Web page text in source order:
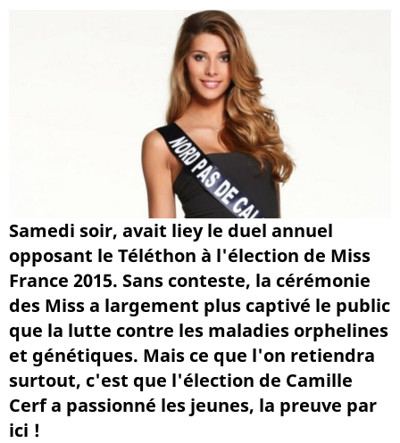
Samedi soir, avait liey le duel annuel
opposant le Téléthon à l'élection de Miss
France 2015. Sans conteste, la cérémonie
des Miss a largement plus captivé le public
que la lutte contre les maladies orphelines
et génétiques. Mais ce que l'on retiendra
surtout, c'est que l'élection de Camille
Cerf a passionné les jeunes, la preuve par
ici !